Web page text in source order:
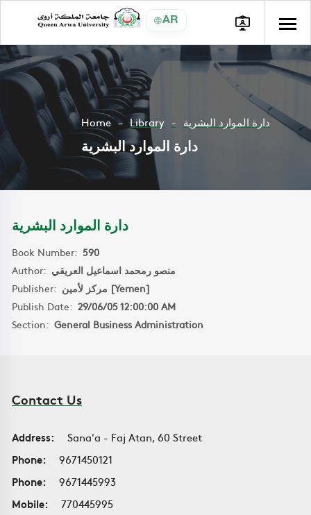
AR
Home Library دارة الموارد البشرية
دارة الموارد البشرية
دارة الموارد البشرية
Book Number: 590
Author: منصو رمحمد اسماعيل العريقي
Publisher:
مركز لأمين [Yemen]
Publish Date: 29/06/05 12:00:00 AM
Section: General Business Administration
Contact Us
Address:
Sana'a - Faj Atan, 60 Street
Phone:
9671450121
Phone:
9671445993
Mobile:
770445995